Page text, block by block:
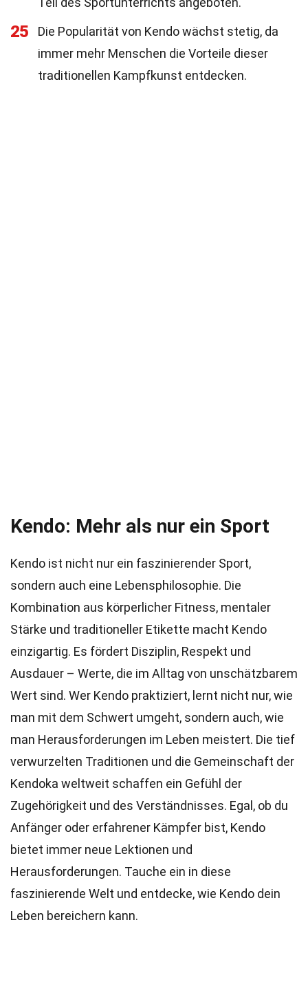
25
Die Popularität von Kendo wächst stetig, da
immer mehr Menschen die Vorteile dieser
traditionellen Kampfkunst entdecken.
Kendo: Mehr als nur ein Sport
Kendo ist nicht nur ein faszinierender Sport,
sondern auch eine Lebensphilosophie. Die
Kombination aus körperlicher Fitness, mentaler
Stärke und traditioneller Etikette macht Kendo
einzigartig. Es fördert Disziplin, Respekt und
Ausdauer – Werte, die im Alltag von unschätzbarem
Wert sind. Wer Kendo praktiziert, lernt nicht nur, wie
man mit dem Schwert umgeht, sondern auch, wie
man Herausforderungen im Leben meistert. Die tief
verwurzelten Traditionen und die Gemeinschaft der
Kendoka weltweit schaffen ein Gefühl der
Zugehörigkeit und des Verständnisses. Egal, ob du
Anfänger oder erfahrener Kämpfer bist, Kendo
bietet immer neue Lektionen und
Herausforderungen. Tauche ein in diese
faszinierende Welt und entdecke, wie Kendo dein
Leben bereichern kann.